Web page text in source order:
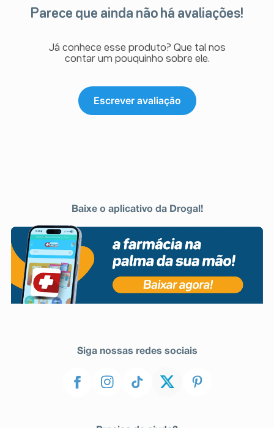
Parece que ainda não há avaliações!
Já conhece esse produto? Que tal nos
contar um pouquinho sobre ele.
Escrever avaliação
Baixe o aplicativo da Drogal!
Siga nossas redes sociais